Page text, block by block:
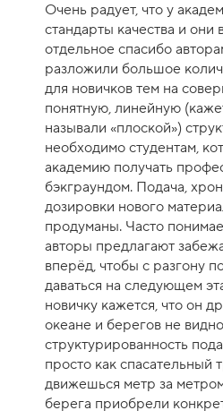
Очень радует, что у
стандарты качества и они
отдельное спасибо
разложили большое
для новичков тем на
понятную, линейную
называли «плоской»)
необходимо студентам,
академию получать
бэкграундом. Подача,
дозировки нового
продуманы. Часто
авторы предлагают
вперёд, чтобы с разгону
даваться на следующем
новичку кажется, что он
океане и берегов не
структурированность
просто как спасательный
движешься метр за
берега приобрели